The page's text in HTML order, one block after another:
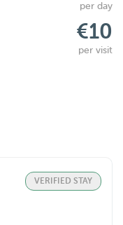
per day
€10
per visit
VERIFIED STAY